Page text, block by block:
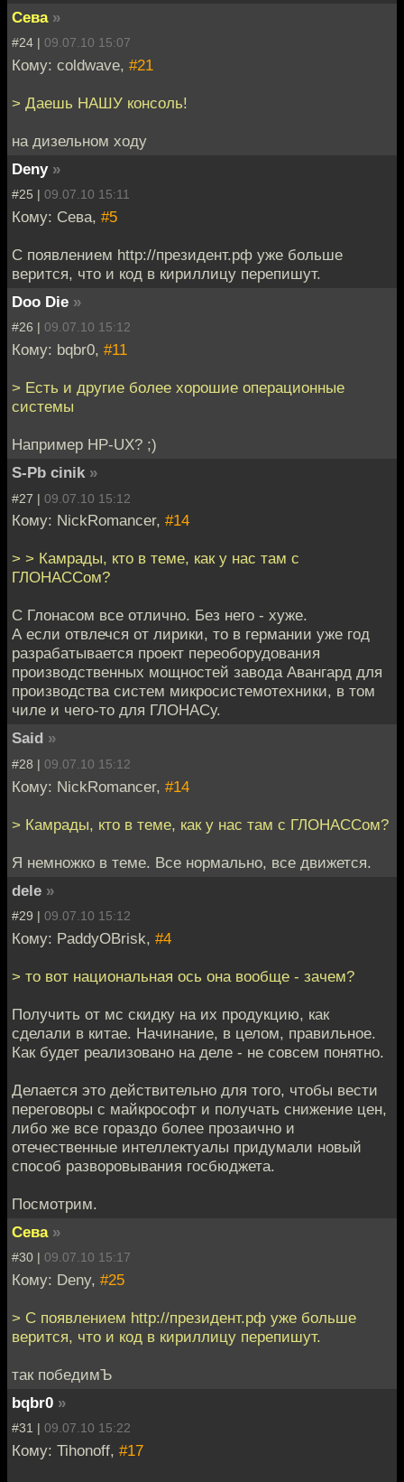
Сева »
#24 | 09.07.10 15:07
Кому: coldwave, #21
> Даешь НАШУ консоль!
на дизельном ходу
Deny »
#25 | 09.07.10 15:11
Кому: Сева, #5
С появлением http://президент.рф уже больше
верится, что и код в кириллицу перепишут.
Doo Die »
#26 | 09.07.10 15:12
Кому: bqbr0, #11
> Есть и другие более хорошие операционные
системы
Например HP-UX? ;)
S-Pb cinik »
#27 | 09.07.10 15:12
Кому: NickRomancer, #14
> > Камрады, кто в теме, как у нас там с
ГЛОНАССом?
С Глонасом все отлично. Без него - хуже.
А если отвлечся от лирики, то в германии уже год
разрабатывается проект переоборудования
производственных мощностей завода Авангард для
производства систем микросистемотехники, в том
чиле и чего-то для ГЛОНАСу.
Said »
#28 | 09.07.10 15:12
Кому: NickRomancer, #14
> Камрады, кто в теме, как у нас там с ГЛОНАССом?
Я немножко в теме. Все нормально, все движется.
dele »
#29 | 09.07.10 15:12
Кому: PaddyOBrisk, #4
> то вот национальная ось она вообще - зачем?
Получить от мс скидку на их продукцию, как
сделали в китае. Начинание, в целом, правильное.
Как будет реализовано на деле - не совсем понятно.
Делается это действительно для того, чтобы вести
переговоры с майкрософт и получать снижение цен,
либо же все гораздо более прозаично и
отечественные интеллектуалы придумали новый
способ разворовывания госбюджета.
Посмотрим.
Сева »
#30 | 09.07.10 15:17
Кому: Deny, #25
> С появлением http://президент.рф уже больше
верится, что и код в кириллицу перепишут.
так победимЪ
bqbr0 »
#31 | 09.07.10 15:22
Кому: Tihonoff, #17